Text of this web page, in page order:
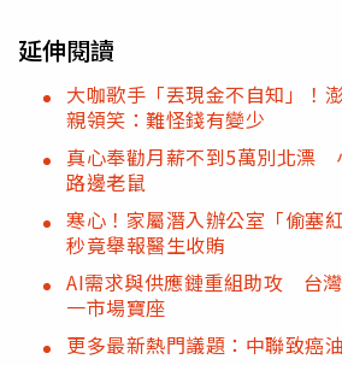
延伸閱讀
大咖歌手「丟現金不自知」
親領笑：難怪錢有變少
真心奉勸月薪不到5萬別北漂
路邊老鼠
寒心！家屬潛入辦公室「偷塞
秒竟舉報醫生收賄
AI需求與供應鏈重組助攻 台
一市場寶座
更多最新熱門議題：中聯致癌